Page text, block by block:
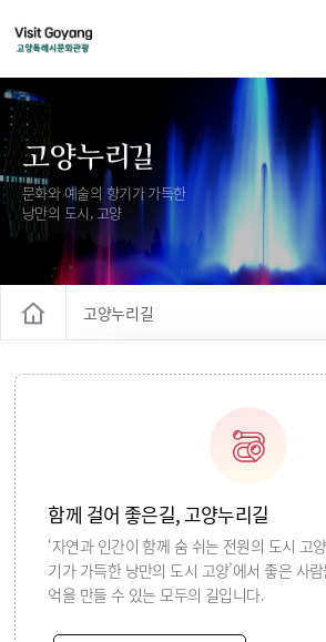
고양누리길
문화와 예술의 향기가 가득한
낭만의 도시, 고양
고양누리길
고양누리길
함께 걸어 좋은길, 고양누리길
‘자연과 인간이 함께 숨 쉬는 전원의 도시 고
기가 가득한 낭만의 도시 고양’에서 좋은 사
억을 만들 수 있는 모두의 길입니다.